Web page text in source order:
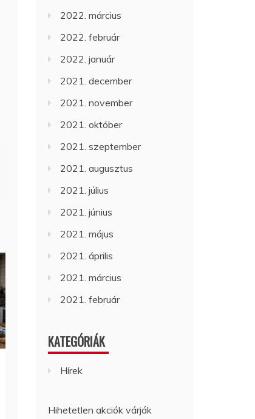
2022. március
2022. február
2022. január
2021. december
2021. november
2021. október
2021. szeptember
2021. augusztus
2021. július
2021. június
2021. május
2021. április
2021. március
2021. február
KATEGÓRIÁK
Hírek
Hihetetlen akciók várják